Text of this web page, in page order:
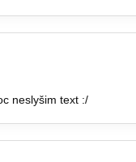
neslyšim text :/